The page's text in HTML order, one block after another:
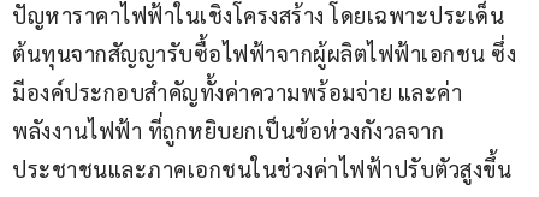
ปัญหาราคาไฟฟ้าในเชิงโครงสร้าง โดยเฉพาะประเด็น
ต้นทุนจากสัญญารับซื้อไฟฟ้าจากผู้ผลิตไฟฟ้าเอกชน ซึ่ง
มีองค์ประกอบสำคัญทั้งค่าความพร้อมจ่าย และค่า
พลังงานไฟฟ้า ที่ถูกหยิบยกเป็นข้อห่วงกังวลจาก
ประชาชนและภาคเอกชนในช่วงค่าไฟฟ้าปรับตัวสูงขึ้น